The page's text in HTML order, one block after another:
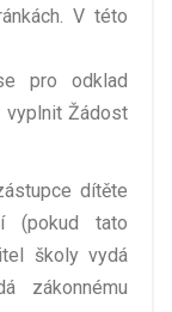
V této
pro odklad
vyplnit Žádost
dítěte
(pokud tato
školy vydá
zákonnému